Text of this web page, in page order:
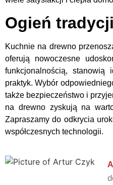
Ogień
Kuchnie na drewno
oferują nowoczesne
funkcjonalnością, stanowią
praktyk. Wybór
także bezpieczeństwo i
na drewno zyskują na
Zapraszamy do odkrycia
współczesnych technologii.